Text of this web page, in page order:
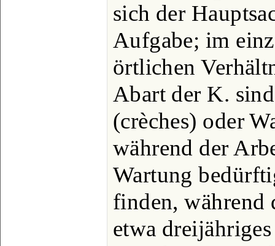
sich der
Aufgabe; im
örtlichen
Abart der K.
(crèches) oder
während der
Wartung
finden, während
etwa